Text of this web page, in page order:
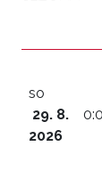
so
29. 8.
2026